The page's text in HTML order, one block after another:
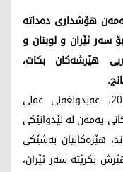
هۆشداری دەداتە
سەر ئێران و لوبنان و
هێرشەکان بکات،
ئەمڕۆ دووشەممە، 8ی حوزەیرانی 2026، عەبدولغەنی عەلی
یەمەن لە لێدوانێکی
کوردستان24 رایگەیاند، هێزەکانیان بەشێکی
بکرێتە سەر ئێران،